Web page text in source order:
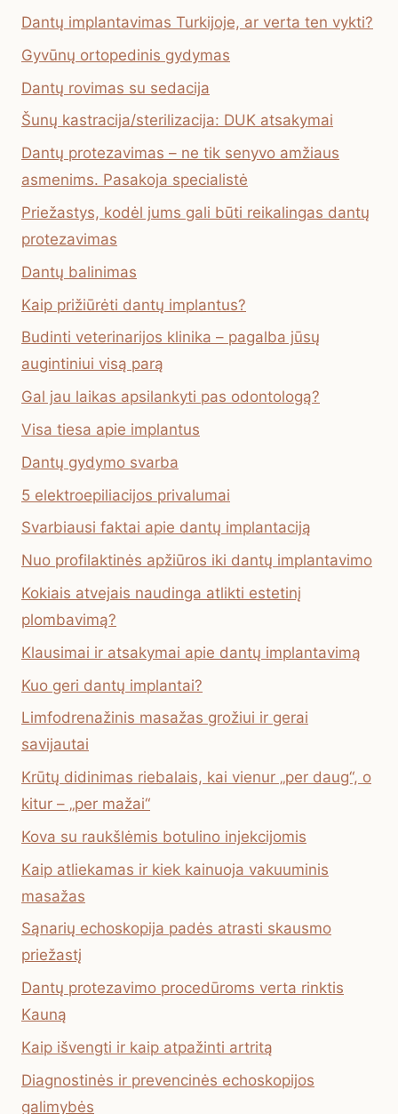
Dantų implantavimas Turkijoje, ar verta ten vykti?
Gyvūnų ortopedinis gydymas
Dantų rovimas su sedacija
Šunų kastracija/sterilizacija: DUK atsakymai
Dantų protezavimas – ne tik senyvo amžiaus
asmenims. Pasakoja specialistė
Priežastys, kodėl jums gali būti reikalingas dantų
protezavimas
Dantų balinimas
Kaip prižiūrėti dantų implantus?
Budinti veterinarijos klinika – pagalba jūsų
augintiniui visą parą
Gal jau laikas apsilankyti pas odontologą?
Visa tiesa apie implantus
Dantų gydymo svarba
5 elektroepiliacijos privalumai
Svarbiausi faktai apie dantų implantaciją
Nuo profilaktinės apžiūros iki dantų implantavimo
Kokiais atvejais naudinga atlikti estetinį
plombavimą?
Klausimai ir atsakymai apie dantų implantavimą
Kuo geri dantų implantai?
Limfodrenažinis masažas grožiui ir gerai
savijautai
Krūtų didinimas riebalais, kai vienur „per daug“, o
kitur – „per mažai“
Kova su raukšlėmis botulino injekcijomis
Kaip atliekamas ir kiek kainuoja vakuuminis
masažas
Sąnarių echoskopija padės atrasti skausmo
priežastį
Dantų protezavimo procedūroms verta rinktis
Kauną
Kaip išvengti ir kaip atpažinti artritą
Diagnostinės ir prevencinės echoskopijos
galimybės